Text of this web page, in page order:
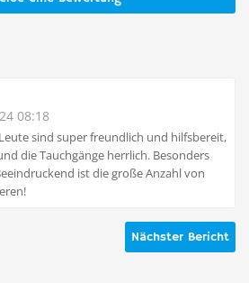
08:18
sind super freundlich und hilfsbereit,
die Tauchgänge herrlich. Besonders
ist die große Anzahl von
Nächster Bericht